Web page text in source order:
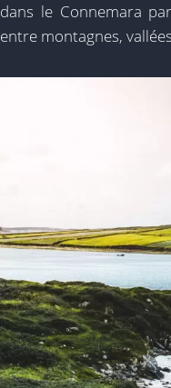
dans le Connemara
entre montagnes,